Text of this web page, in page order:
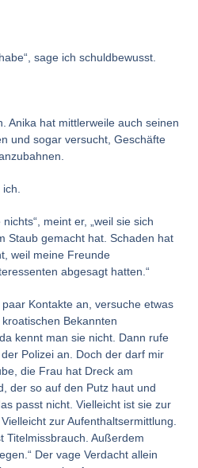
sage ich schuldbewusst.
Anika hat mittlerweile auch seinen
und sogar versucht, Geschäfte
ich.
meint er, „weil sie sich
Staub gemacht hat. Schaden hat
weil meine Freunde
abgesagt hatten.“
Kontakte an, versuche etwas
Bekannten
kennt man sie nicht. Dann rufe
Polizei an. Doch der darf mir
die Frau hat Dreck am
der so auf den Putz haut und
passt nicht. Vielleicht ist sie zur
zur Aufenthaltsermittlung.
Titelmissbrauch. Außerdem
Der vage Verdacht allein